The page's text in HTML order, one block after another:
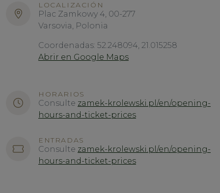
LOCALIZACIÓN
Plac Zamkowy 4, 00-277
Varsovia, Polonia
Coordenadas: 52.248094, 21.015258
Abrir en Google Maps
HORARIOS
Consulte zamek-krolewski.pl/en/opening-
hours-and-ticket-prices
ENTRADAS
Consulte zamek-krolewski.pl/en/opening-
hours-and-ticket-prices